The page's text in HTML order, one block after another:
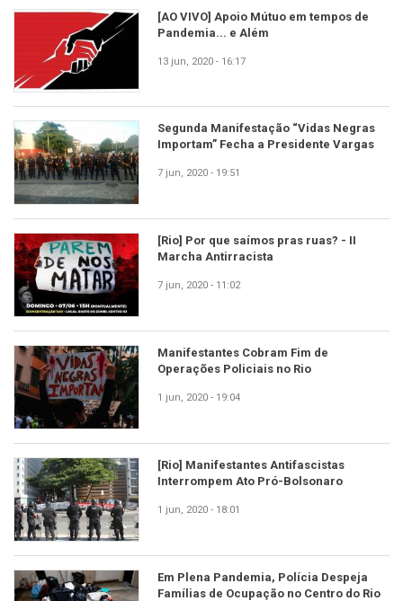
[AO VIVO] Apoio Mútuo em tempos de
Pandemia... e Além
13 jun, 2020 - 16:17
Segunda Manifestação “Vidas Negras
Importam” Fecha a Presidente Vargas
7 jun, 2020 - 19:51
[Rio] Por que saímos pras ruas? - II
Marcha Antirracista
7 jun, 2020 - 11:02
Manifestantes Cobram Fim de
Operações Policiais no Rio
1 jun, 2020 - 19:04
[Rio] Manifestantes Antifascistas
Interrompem Ato Pró-Bolsonaro
1 jun, 2020 - 18:01
Em Plena Pandemia, Polícia Despeja
Famílias de Ocupação no Centro do Rio